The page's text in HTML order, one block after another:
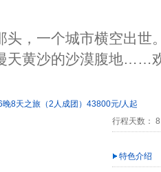
头，一个城市横空出世
天黄沙的沙漠腹地……
行程天数：
特色介绍